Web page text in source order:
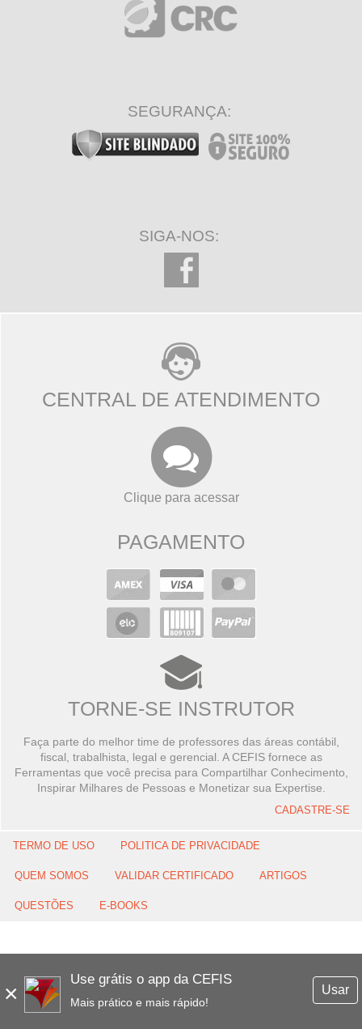
×
Use grátis o app da CEFIS
Mais prático e mais rápido!
Usar
SEGURANÇA:
SIGA-NOS:
CENTRAL DE ATENDIMENTO
Clique para acessar
PAGAMENTO
TORNE-SE INSTRUTOR
Faça parte do melhor time de professores das áreas contábil,
fiscal, trabalhista, legal e gerencial. A CEFIS fornece as
Ferramentas que você precisa para Compartilhar Conhecimento,
Inspirar Milhares de Pessoas e Monetizar sua Expertise.
CADASTRE-SE
TERMO DE USO POLITICA DE PRIVACIDADE
QUEM SOMOS VALIDAR CERTIFICADO ARTIGOS
QUESTÕES E-BOOKS